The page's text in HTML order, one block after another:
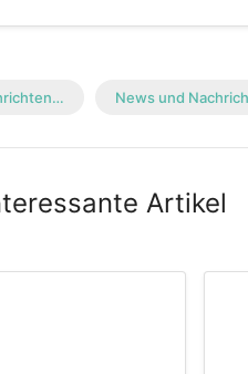
News und
Artikel